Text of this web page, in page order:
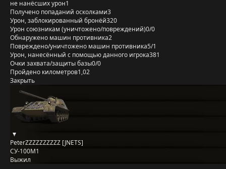
не нанёсших урон1
Получено попаданий осколками3
Урон, заблокированный бронёй320
Урон союзникам (уничтожено/повреждений)0/0
Обнаружено машин противника2
Повреждено/уничтожено машин противника5/1
Урон, нанесённый с помощью данного игрока381
Очки захвата/защиты базы0/0
Пройдено километров1,02
Закрыть
PeterZZZZZZZZZZ [JNETS]
СУ-100М1
Выжил